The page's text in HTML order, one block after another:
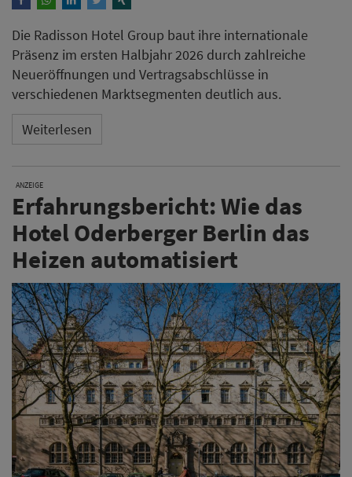
Die Radisson Hotel Group baut ihre internationale
Präsenz im ersten Halbjahr 2026 durch zahlreiche
Neueröffnungen und Vertragsabschlüsse in
verschiedenen Marktsegmenten deutlich aus.
Weiterlesen
ANZEIGE
Erfahrungsbericht: Wie das
Hotel Oderberger Berlin das
Heizen automatisiert